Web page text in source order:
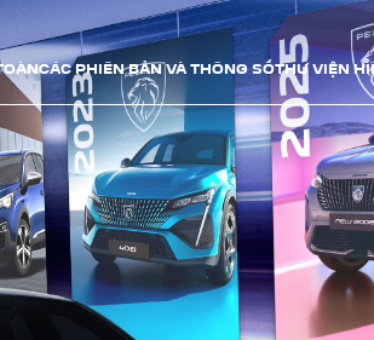
CÁC PHIÊN BẢN VÀ THÔNG SỐTHƯ VIỆN